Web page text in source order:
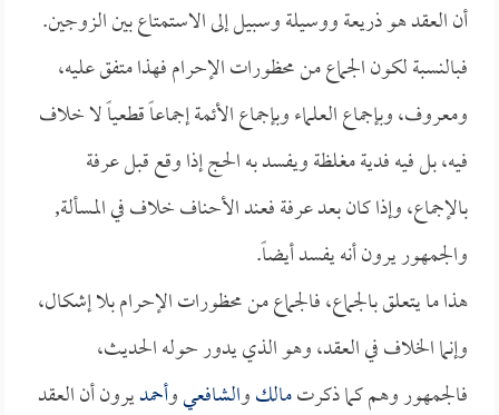
أن العقد هو ذريعة ووسيلة وسبيل إلى الاستمتاع بين الزوجين.
فبالنسبة لكون الجماع من محظورات الإحرام فهذا متفق عليه،
ومعروف، وبإجماع العلماء وبإجماع الأئمة إجماعاً قطعياً لا خلاف
فيه، بل فيه فدية مغلظة ويفسد به الحج إذا وقع قبل عرفة
بالإجماع، وإذا كان بعد عرفة فعند الأحناف خلاف في المسألة,
والجمهور يرون أنه يفسد أيضاً.
هذا ما يتعلق بالجماع، فالجماع من محظورات الإحرام بلا إشكال،
وإنما الخلاف في العقد، وهو الذي يدور حوله الحديث،
فالجمهور وهم كما ذكرتمالكوالشافعيوأحمديرون أن العقد